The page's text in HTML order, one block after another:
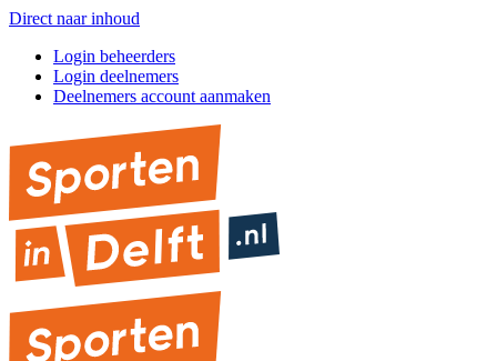
Direct naar inhoud
Login beheerders
Login deelnemers
Deelnemers account aanmaken